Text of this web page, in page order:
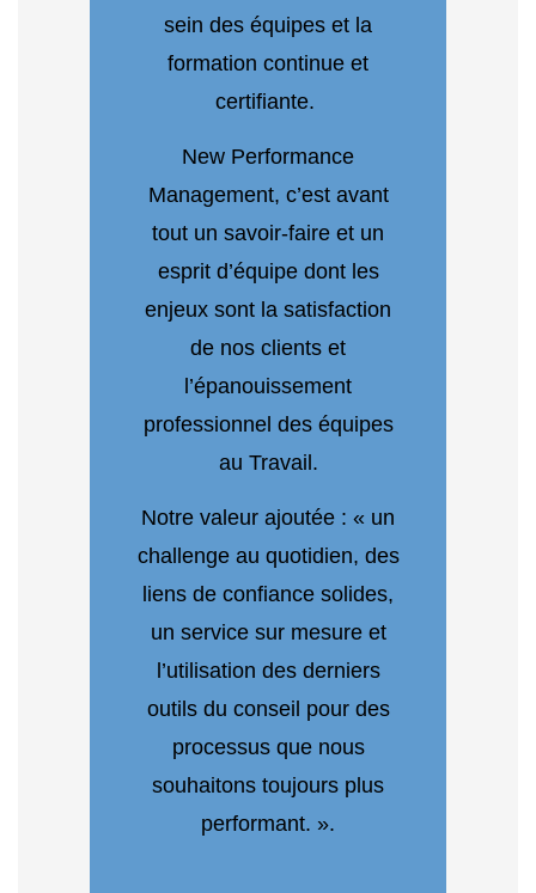
sein des équipes et la
formation continue et
certifiante.
New Performance
Management, c’est avant
tout un savoir-faire et un
esprit d’équipe dont les
enjeux sont la satisfaction
de nos clients et
l’épanouissement
professionnel des équipes
au Travail.
Notre valeur ajoutée : « un
challenge au quotidien, des
liens de confiance solides,
un service sur mesure et
l’utilisation des derniers
outils du conseil pour des
processus que nous
souhaitons toujours plus
performant. ».